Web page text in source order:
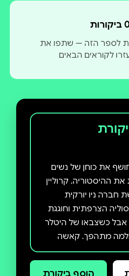
לספר הזה — שתפו את
לקוראים הבאים
את כוחן של נשים
ההיסטוריה. קרוליין
חברה ניו יורקית
הצרפתית וחוגגת
כשצבאו של היטלר
מתהפך. קאשה
פולנייה שנעוריה
בבת אחת
הוסף ביקורת